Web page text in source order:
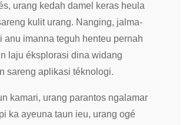
urang kedah damel keras heula
kulit urang. Nanging, jalma-
anu imanna teguh henteu pernah
laju éksplorasi dina widang
sareng aplikasi téknologi.
kamari, urang parantos ngalamar
ka ayeuna taun ieu, urang ogé